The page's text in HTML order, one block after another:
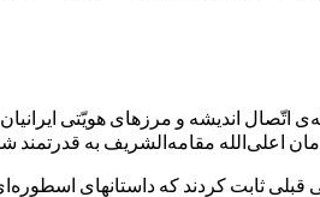
اتّصال اندیشه و مرزهای هویّتی
مقامه‌الشریف به قدرتمند
ثابت کردند که داستانهای